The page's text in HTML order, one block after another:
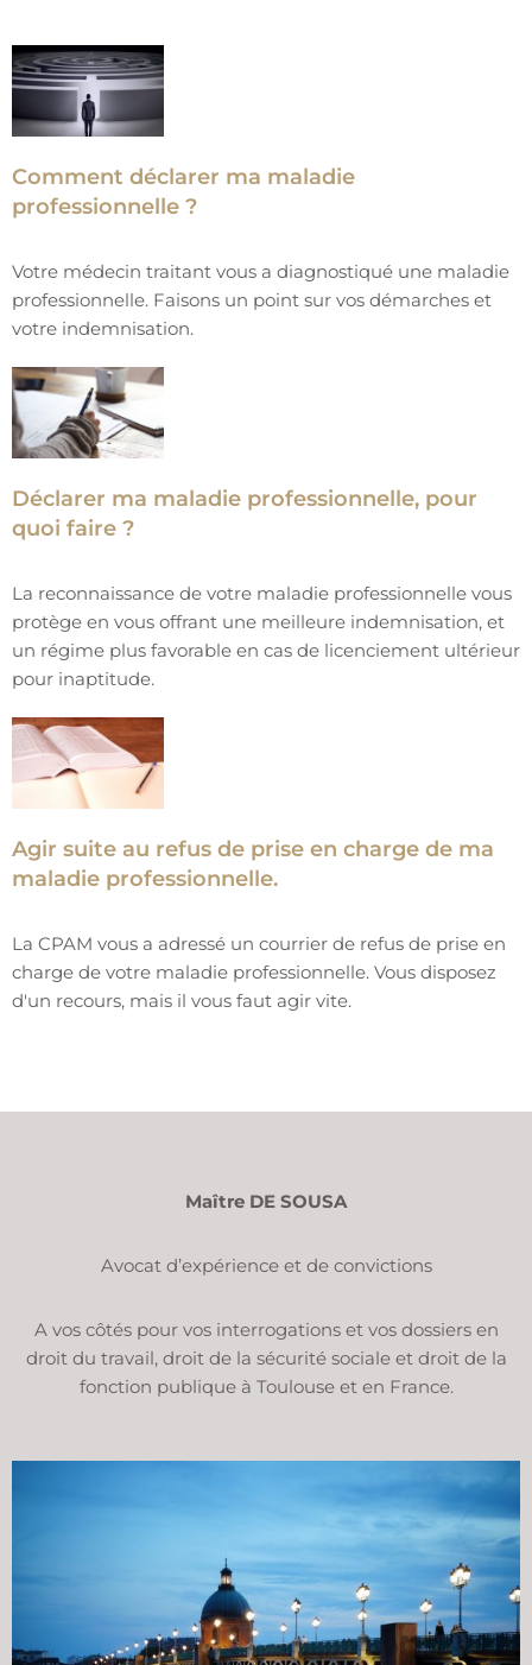
Comment déclarer ma maladie
professionnelle ?
Votre médecin traitant vous a diagnostiqué une maladie
professionnelle. Faisons un point sur vos démarches et
votre indemnisation.
Déclarer ma maladie professionnelle, pour
quoi faire ?
La reconnaissance de votre maladie professionnelle vous
protège en vous offrant une meilleure indemnisation, et
un régime plus favorable en cas de licenciement ultérieur
pour inaptitude.
Agir suite au refus de prise en charge de ma
maladie professionnelle.
La CPAM vous a adressé un courrier de refus de prise en
charge de votre maladie professionnelle. Vous disposez
d'un recours, mais il vous faut agir vite.
Maître DE SOUSA
Avocat d’expérience et de convictions
A vos côtés pour vos interrogations et vos dossiers en
droit du travail, droit de la sécurité sociale et droit de la
fonction publique à Toulouse et en France.